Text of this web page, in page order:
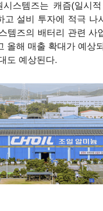
시스템즈는 캐즘(일시
고 설비 투자에 적극 나
템즈의 배터리 관련 사
올해 매출 확대가 예상
도 예상된다.